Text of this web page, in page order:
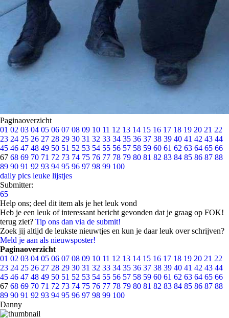
Paginaoverzicht
01 02 03 04 05 06 07 08 09 10 11 12 13 14 15 16 17 18 19 20 21 22
23 24 25 26 27 28 29 30 31 32 33 34 35 36 37 38 39 40 41 42 43 44
45 46 47 48 49 50 51 52 53 54 55 56 57 58 59 60 61 62 63 64 65 66
67 68 69 70 71 72 73 74 75 76 77 78 79 80 81 82 83 84 85 86 87 88
89 90 91 92 93 94 95 96 97 98 99 100
daily pics leuke lijstjes
Submitter:
65
Help ons; deel dit item als je het leuk vond
Heb je een leuk of interessant bericht gevonden dat je graag op FOK!
terug ziet? Tip ons dan via de submit!
Zoek jij altijd de leukste nieuwtjes en kun je daar leuk over schrijven?
Meld je aan als nieuwsposter!
Paginaoverzicht
01 02 03 04 05 06 07 08 09 10 11 12 13 14 15 16 17 18 19 20 21 22
23 24 25 26 27 28 29 30 31 32 33 34 35 36 37 38 39 40 41 42 43 44
45 46 47 48 49 50 51 52 53 54 55 56 57 58 59 60 61 62 63 64 65 66
67 68 69 70 71 72 73 74 75 76 77 78 79 80 81 82 83 84 85 86 87 88
89 90 91 92 93 94 95 96 97 98 99 100
Danny